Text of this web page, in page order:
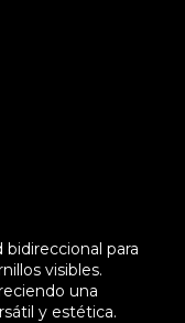
bidireccional para
visibles.
una
y estética.